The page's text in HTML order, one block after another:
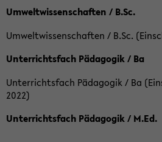
Umweltwissenschaften / B.Sc.
Umweltwissenschaften / B.Sc.
Unterrichtsfach Pädagogik / Ba
Unterrichtsfach Pädagogik / Ba
2022)
Unterrichtsfach Pädagogik / M.Ed.